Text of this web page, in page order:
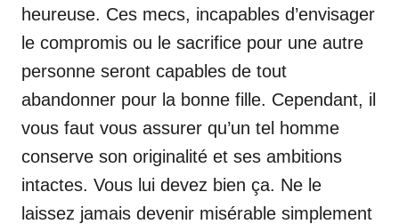
heureuse. Ces mecs, incapables d’envisager
le compromis ou le sacrifice pour une autre
personne seront capables de tout
abandonner pour la bonne fille. Cependant, il
vous faut vous assurer qu’un tel homme
conserve son originalité et ses ambitions
intactes. Vous lui devez bien ça. Ne le
laissez jamais devenir misérable simplement